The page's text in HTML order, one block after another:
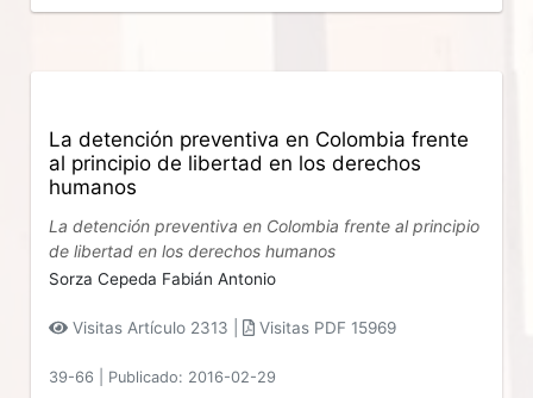
La detención preventiva en Colombia frente
al principio de libertad en los derechos
humanos
La detención preventiva en Colombia frente al principio
de libertad en los derechos humanos
Sorza Cepeda Fabián Antonio
Visitas Artículo 2313 | Visitas PDF 15969
39-66 Publicado: 2016-02-29